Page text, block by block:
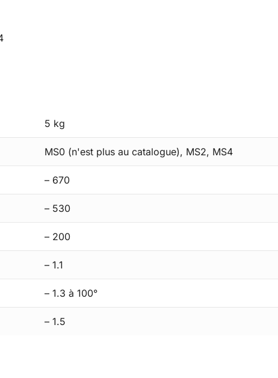
5 kg
MS0 (n'est plus au catalogue), MS2, MS4
– 670
– 530
– 200
– 1.1
– 1.3 à 100°
– 1.5